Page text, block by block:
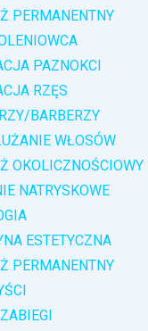
PERMANENTNY
PAZNOKCI
RZĘS
BARBERZY
WŁOSÓW
OKOLICZNOŚCIOWY
NATRYSKOWE
ESTETYCZNA
PERMANENTNY